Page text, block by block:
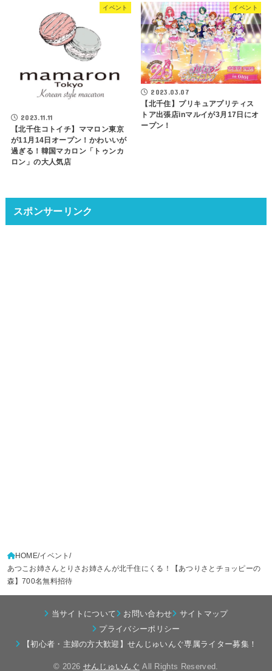
イベント
2023.11.11
【北千住コトイチ】ママロン東京
が11月14日オープン！かわいいが
過ぎる！韓国マカロン「トゥンカ
ロン」の大人気店
イベント
2023.03.07
【北千住】プリキュアプリティス
トア出張店inマルイが3月17日にオ
ープン！
スポンサーリンク
HOME イベント
あつこお姉さんとりさお姉さんが北千住にくる！【あつりさとチョッピーの
森】700名無料招待
当サイトについて お問い合わせ
サイトマップ
プライバシーポリシー
【初心者・主婦の方大歓迎】せんじゅいんぐ専属ライター募集！
© 2026 せんじゅいんぐ All Rights Reserved.